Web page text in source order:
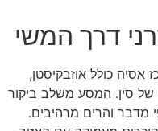
דרך המשי
אסיה כולל אוזבקיסטן,
של סין. המסע משלב ביקור
מדבר והרים מרהיבים.